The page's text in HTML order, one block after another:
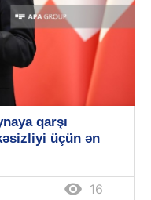
qarşı
üçün ən
 16